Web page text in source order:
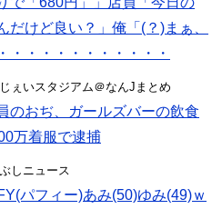
だけど良い？」俺「(？)まぁ、
・・・・・・・・・・
ぇいスタジアム＠なんJまとめ
のおぢ、ガールズバーの飲食
万着服で逮捕
しニュース
パフィー)あみ(50)ゆみ(49)ｗ